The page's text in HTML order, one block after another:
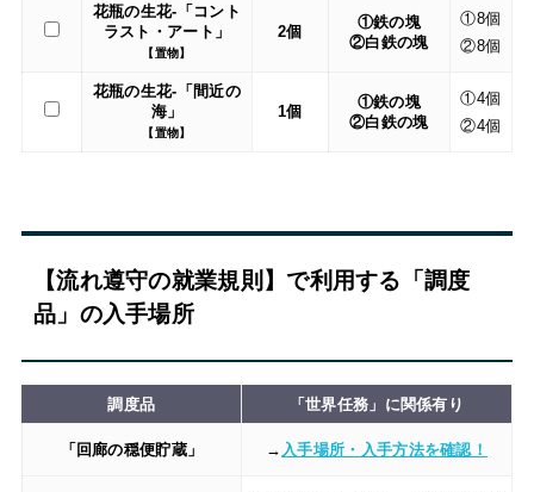
花瓶の生花-「コント
ラスト・アート」
【置物】
2個
①鉄の塊
②白鉄の塊
①8個
②8個
花瓶の生花-「間近の
海」
【置物】
1個
①鉄の塊
②白鉄の塊
①4個
②4個
【流れ遵守の就業規則】で利用する「調度
品」の入手場所
調度品 「世界任務」に関係有り
「回廊の穏便貯蔵」 → 入手場所・入手方法を確認！